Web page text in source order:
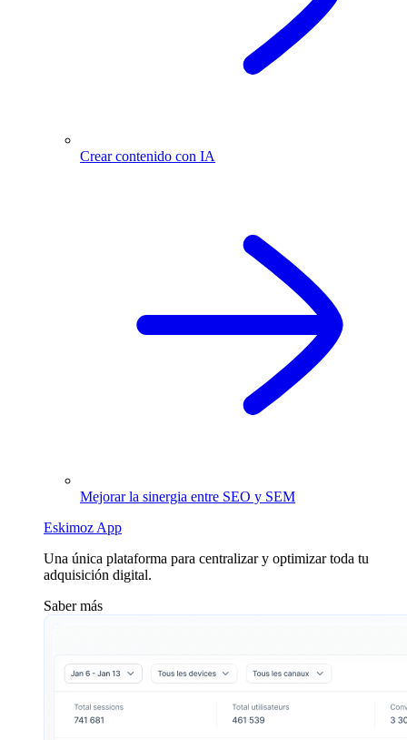
Crear contenido con IA
Mejorar la sinergia entre SEO y SEM
Eskimoz App
Una única plataforma para centralizar y optimizar toda tu
adquisición digital.
Saber más